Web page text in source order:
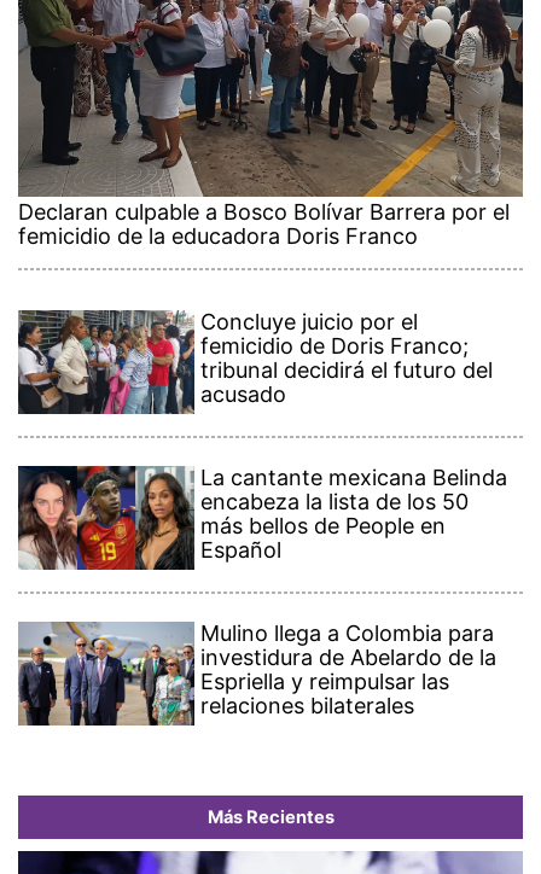
Declaran culpable a Bosco Bolívar Barrera por el
femicidio de la educadora Doris Franco
Concluye juicio por el
femicidio de Doris Franco;
tribunal decidirá el futuro del
acusado
La cantante mexicana Belinda
encabeza la lista de los 50
más bellos de People en
Español
Mulino llega a Colombia para
investidura de Abelardo de la
Espriella y reimpulsar las
relaciones bilaterales
Más Recientes